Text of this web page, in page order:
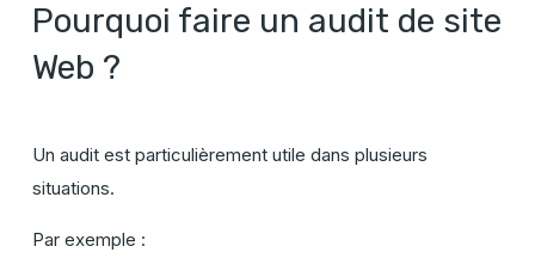
Pourquoi faire un audit de site
Web ?
Un audit est particulièrement utile dans plusieurs
situations.
Par exemple :